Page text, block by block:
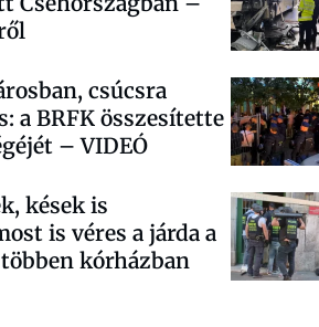
csúcsra
a BRFK összesítette
– VIDEÓ
kések is
is véres a járda a
kórházban